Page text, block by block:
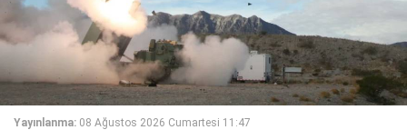
Yayınlanma: 08 Ağustos 2026 Cumartesi 11:47